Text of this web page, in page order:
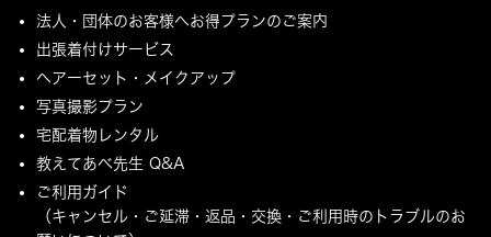
法人・団体のお客様へお得プランのご案内
出張着付けサービス
ヘアーセット・メイクアップ
写真撮影プラン
宅配着物レンタル
教えてあべ先生 Q&A
ご利用ガイド
（キャンセル・ご延滞・返品・交換・ご利用時のトラブルのお